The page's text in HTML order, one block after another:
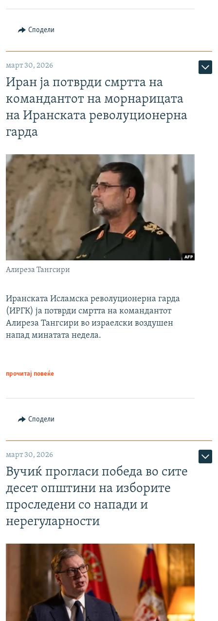
Сподели
март 30, 2026
Иран ја потврди смртта на
командантот на морнарицата
на Иранската револуционерна
гарда
Алиреза Тангсири
Иранската Исламска револуционерна гарда
(ИРГК) ја потврди смртта на командантот
Алиреза Тангсири во израелски воздушен
напад минатата недела.
прочитај повеќе
Сподели
март 30, 2026
Вучиќ прогласи победа во сите
десет општини на изборите
проследени со напади и
нерегуларности